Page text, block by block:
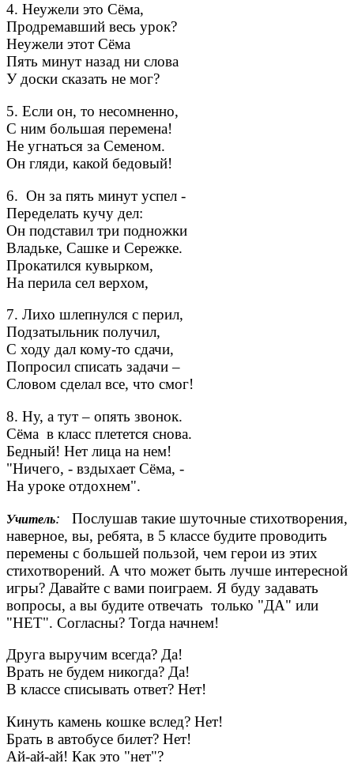
4. Неужели это Сёма,
Продремавший весь урок?
Неужели этот Сёма
Пять минут назад ни слова
У доски сказать не мог?
5. Если он, то несомненно,
С ним большая перемена!
Не угнаться за Семеном.
Он гляди, какой бедовый!
6. Он за пять минут успел -
Переделать кучу дел:
Он подставил три подножки
Владьке, Сашке и Сережке.
Прокатился кувырком,
На перила сел верхом,
7. Лихо шлепнулся с перил,
Подзатыльник получил,
С ходу дал кому-то сдачи,
Попросил списать задачи –
Словом сделал все, что смог!
8. Ну, а тут – опять звонок.
Сёма в класс плетется снова.
Бедный! Нет лица на нем!
"Ничего, - вздыхает Сёма, -
На уроке отдохнем".
Учитель:
Послушав такие шуточные стихотворения,
наверное, вы, ребята, в 5 классе будите проводить
перемены с большей пользой, чем герои из этих
стихотворений. А что может быть лучше интересной
игры? Давайте с вами поиграем. Я буду задавать
вопросы, а вы будите отвечать только "ДА" или
"НЕТ". Согласны? Тогда начнем!
Друга выручим всегда? Да!
Врать не будем никогда? Да!
В классе списывать ответ? Нет!
Кинуть камень кошке вслед? Нет!
Брать в автобусе билет? Нет!
Ай-ай-ай! Как это "нет"?